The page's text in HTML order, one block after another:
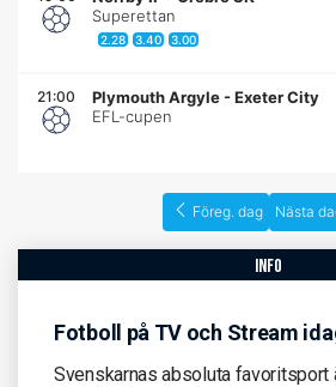
Superettan
2.28 3.40 3.00
21:00 Plymouth Argyle -Exeter City
EFL-cupen
Föreg. dag Nästa
info
Fotboll på TV och Stream
Svenskarnas absoluta favoritsport